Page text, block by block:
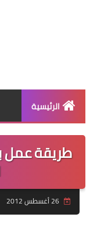
الرئيسية
طريقة عمل
26 أغسطس 2012